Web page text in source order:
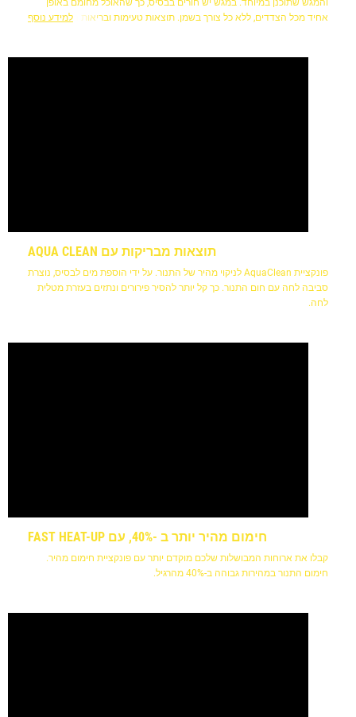
אחיד מכל הצדדים, ללא כל צורך בשמן. תוצאות טעימות ובריאות הפכולמידע נוסף
תוצאות מבריקות עם AQUA CLEAN
פונקציית AquaClean לניקוי מהיר של התנור. על ידי הוספת מים לבסיס, נוצרת
סביבה לחה עם חום התנור. כך קל יותר להסיר פירורים ונתזים בעזרת מטלית
לחה.
חימום מהיר יותר ב -40%, עם FAST HEAT-UP
קבלו את ארוחות המבושלות שלכם מוקדם יותר עם פונקציית חימום מהיר.
חימום התנור במהירות גבוהה ב-40% מהרגיל.